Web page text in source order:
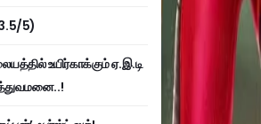
5)
உயிர்காக்கும் ஏ.இ.டி